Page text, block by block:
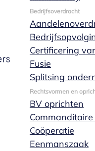
Bedrijfsoverdracht
Certificering
Fusie
Splitsing
Rechtsvormen en
BV oprichten
Coöperatie
Eenmanszaak
persoonlijke
uitleg en
afhandeling
Tiny Sanders
22